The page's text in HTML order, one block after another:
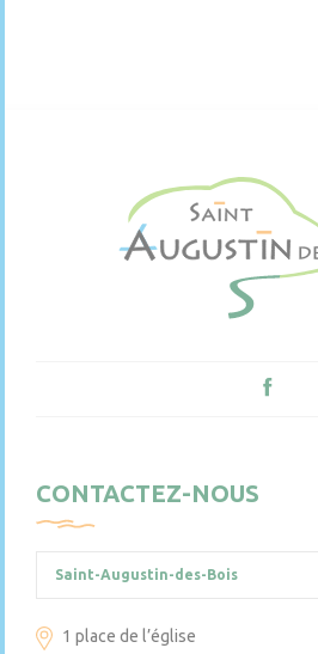
CONTACTEZ-NOUS
Saint-Augustin-des-Bois
1 place de l’église